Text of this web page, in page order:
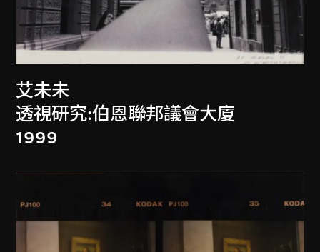
艾未未
透視研究:伯恩聯邦議會大廈
1999